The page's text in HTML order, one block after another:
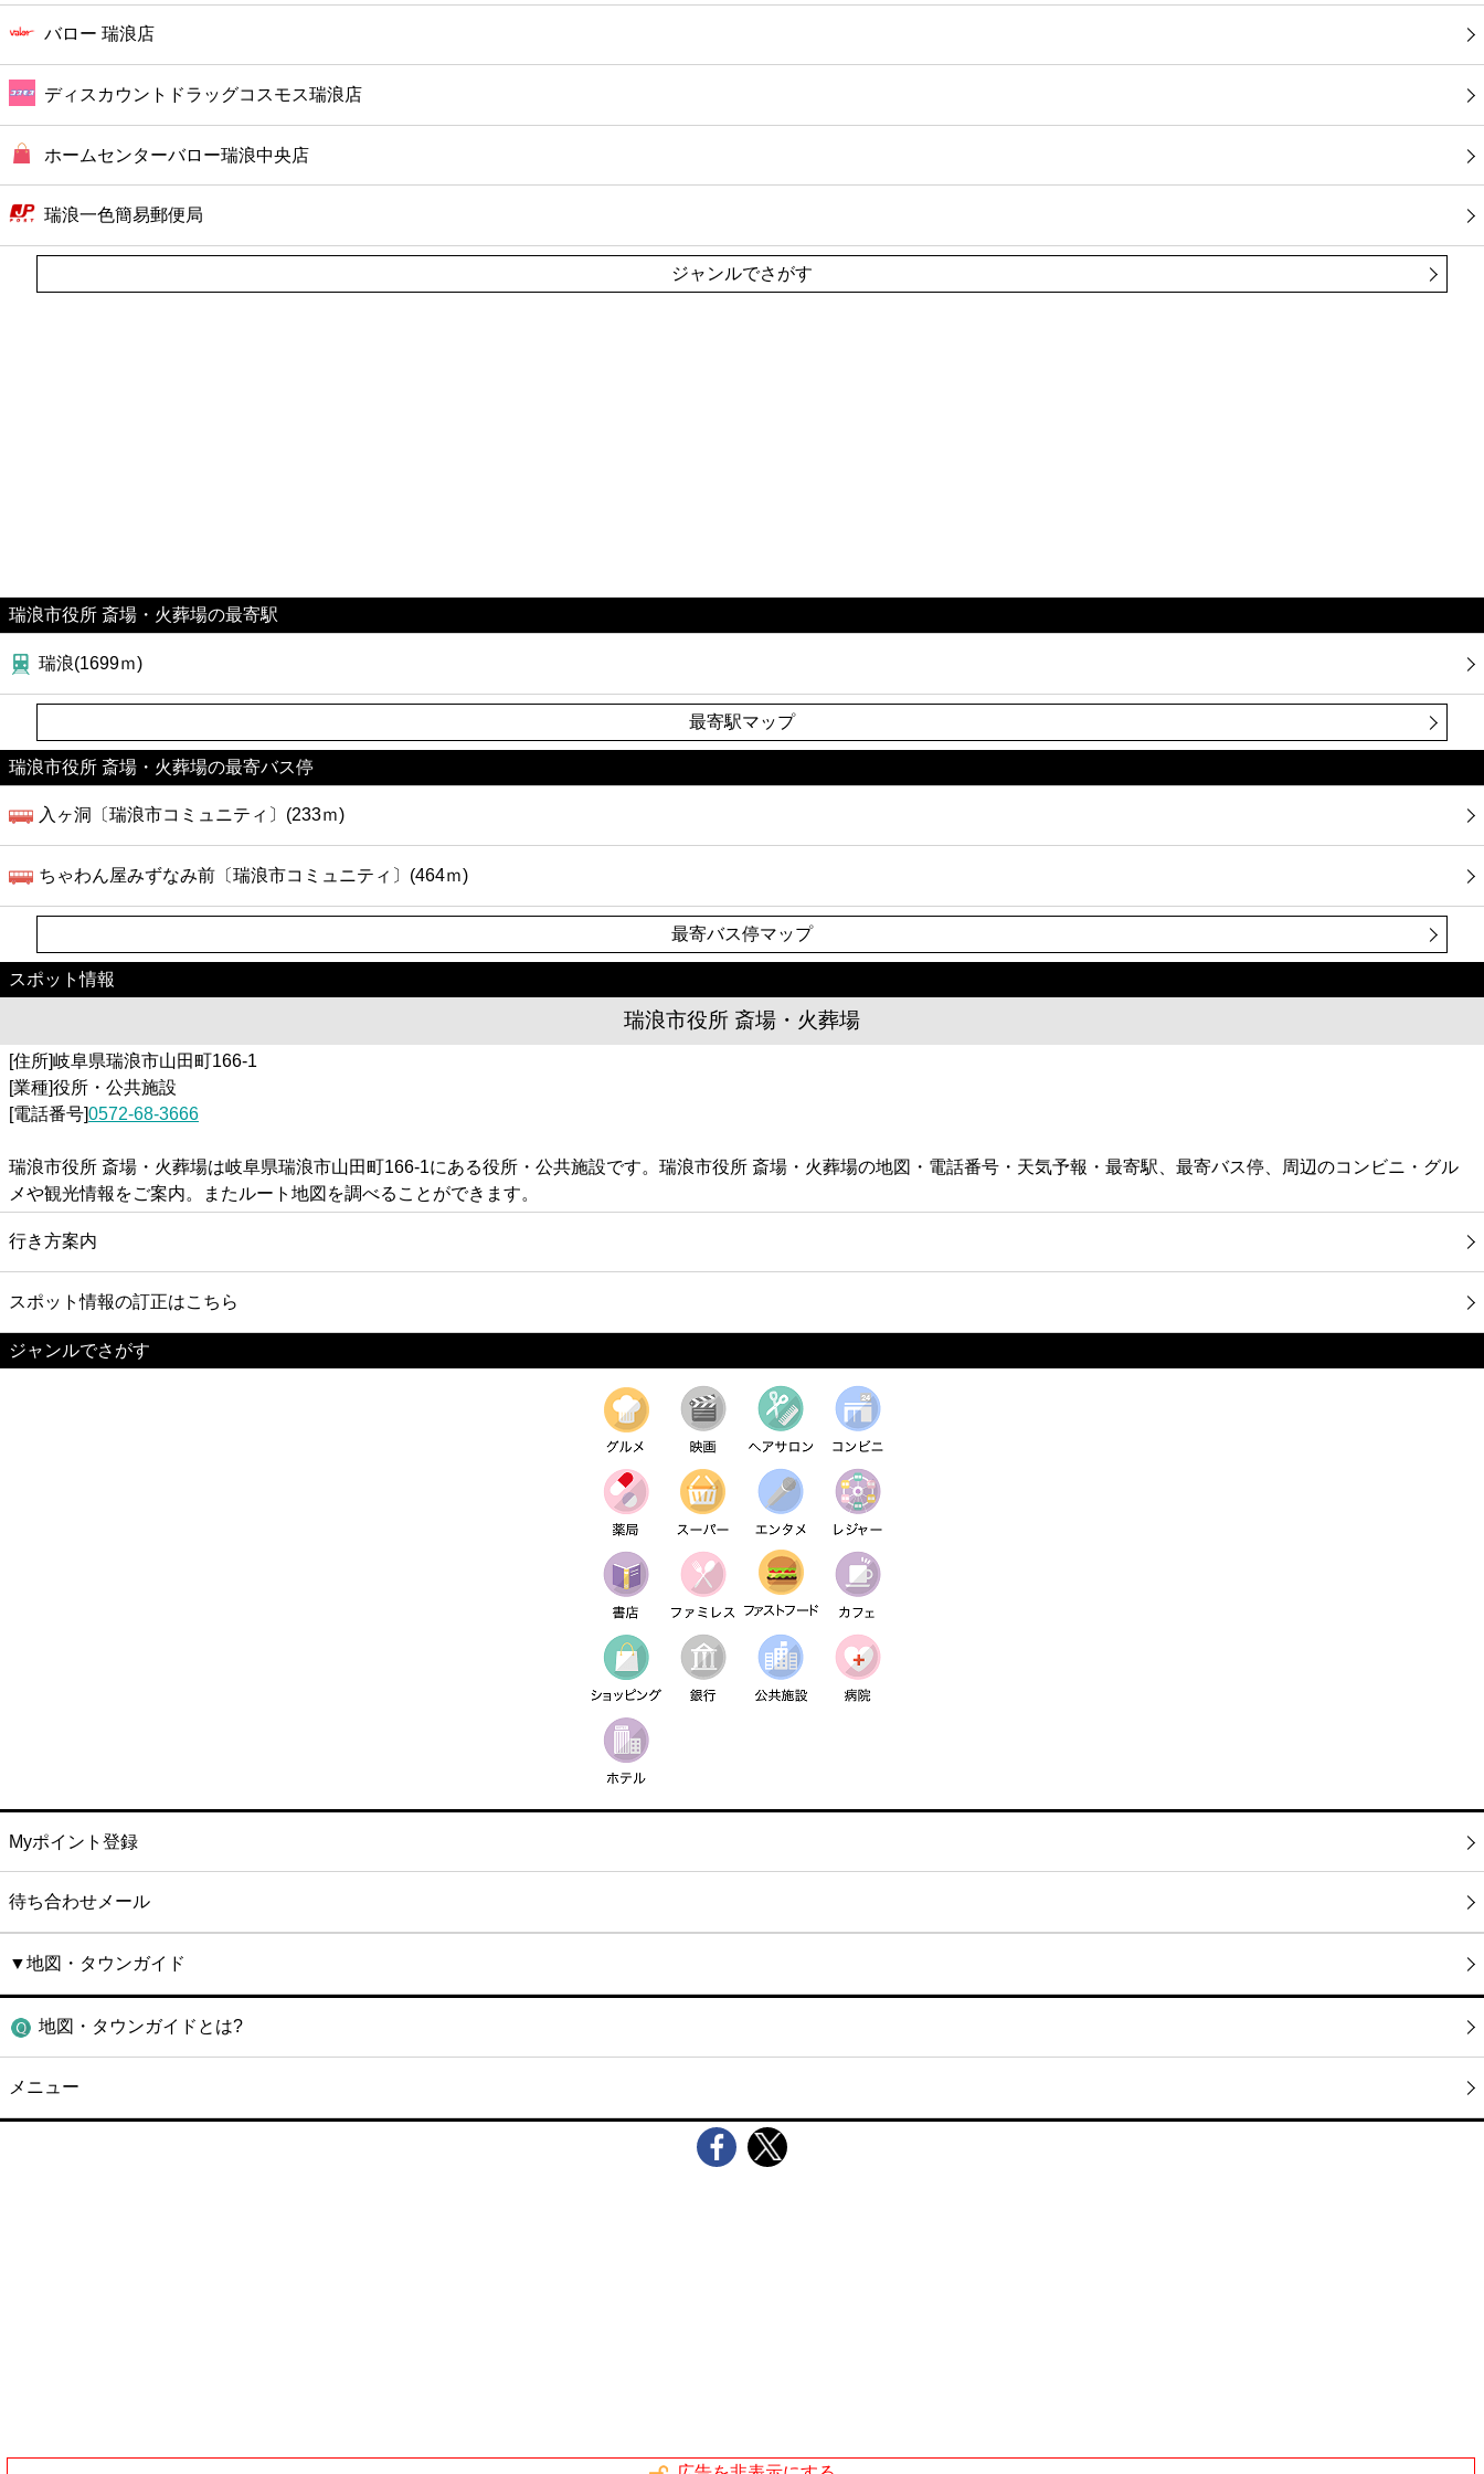
ファーストフード
カフェ
ショッピング
銀行
公共
バロー 瑞浪店
ディスカウントドラッグコスモス瑞浪店
ホームセンターバロー瑞浪中央店
瑞浪一色簡易郵便局
ジャンルでさがす
瑞浪市役所 斎場・火葬場の最寄駅
瑞浪(1699ｍ)
最寄駅マップ
瑞浪市役所 斎場・火葬場の最寄バス停
入ヶ洞〔瑞浪市コミュニティ〕(233ｍ)
ちゃわん屋みずなみ前〔瑞浪市コミュニティ〕(464ｍ)
最寄バス停マップ
スポット情報
瑞浪市役所 斎場・火葬場
[住所]岐阜県瑞浪市山田町166-1
[業種]役所・公共施設
[電話番号]0572-68-3666
瑞浪市役所 斎場・火葬場は岐阜県瑞浪市山田町166-1にある役所・公共施設です。瑞浪市役所 斎場・火葬場の地図・電話番号・天気予報・最寄駅、最寄バス停、周辺のコンビニ・グル
メや観光情報をご案内。またルート地図を調べることができます。
行き方案内
スポット情報の訂正はこちら
ジャンルでさがす
Myポイント登録
待ち合わせメール
▼地図・タウンガイド
地図・タウンガイドとは?
メニュー